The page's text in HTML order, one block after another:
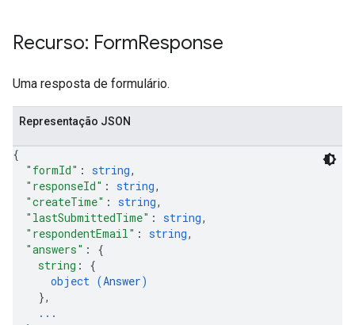
Recurso: FormResponse
Uma resposta de formulário.
Representação JSON
{
"formId" : string,
"responseId" : string,
"createTime" : string,
"lastSubmittedTime" : string,
"respondentEmail" : string,
"answers" : {
string : {
object (Answer)
},
...